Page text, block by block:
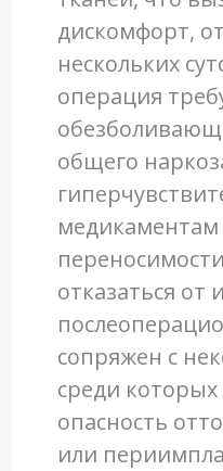
дискомфорт,
нескольких
операция
общего
отказаться от
сопряжен с
среди которых
опасность
или